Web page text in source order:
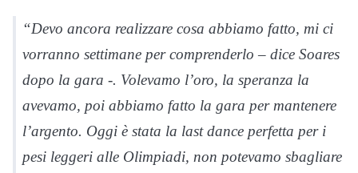
“Devo ancora realizzare cosa abbiamo fatto, mi ci
vorranno settimane per comprenderlo – dice Soares
dopo la gara -. Volevamo l’oro, la speranza la
avevamo, poi abbiamo fatto la gara per mantenere
l’argento. Oggi è stata la last dance perfetta per i
pesi leggeri alle Olimpiadi, non potevamo sbagliare